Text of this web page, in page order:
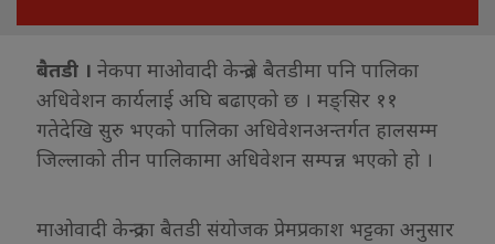
बैतडी । नेकपा माओवादी केन्द्रले बैतडीमा पनि पालिका
अधिवेशन कार्यलाई अघि बढाएको छ । मङ्सिर ११
गतेदेखि सुरु भएको पालिका अधिवेशनअन्तर्गत हालसम्म
जिल्लाको तीन पालिकामा अधिवेशन सम्पन्न भएको हो ।
माओवादी केन्द्रका बैतडी संयोजक प्रेमप्रकाश भट्टका अनुसार